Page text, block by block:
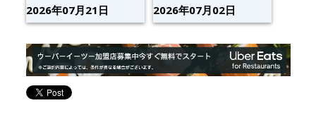
2026年07月21日 2026年07月02日